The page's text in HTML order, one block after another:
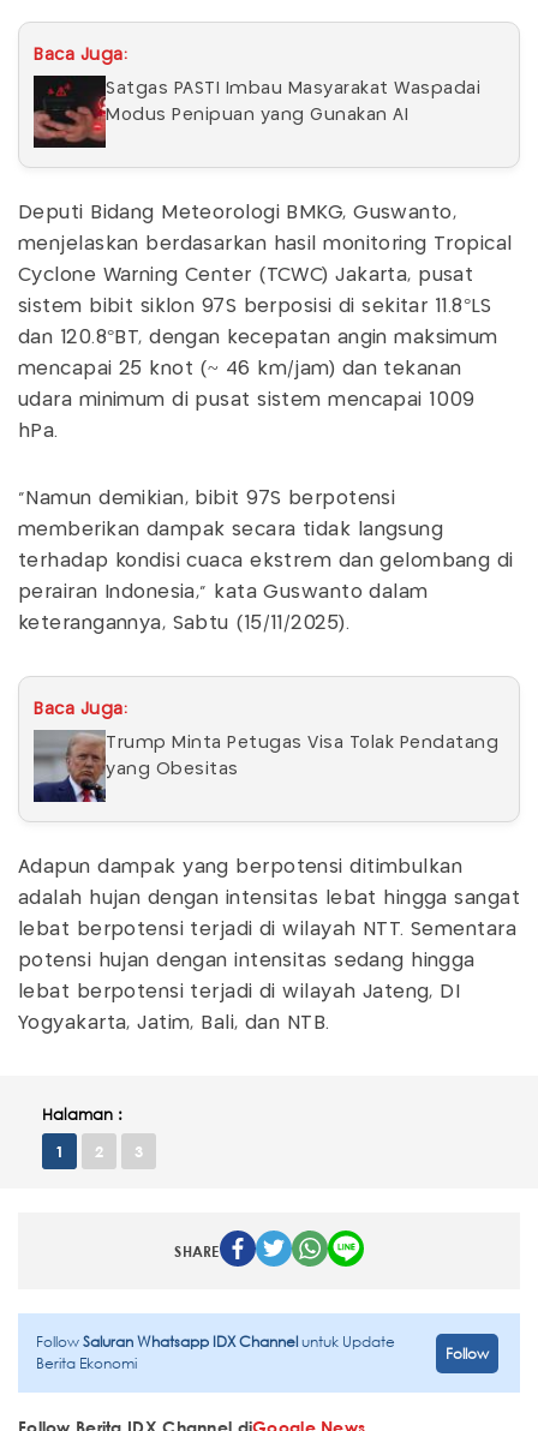
Baca Juga:
Satgas PASTI Imbau Masyarakat Waspadai
Modus Penipuan yang Gunakan AI
Deputi Bidang Meteorologi BMKG, Guswanto,
menjelaskan berdasarkan hasil monitoring Tropical
Cyclone Warning Center (TCWC) Jakarta, pusat
sistem bibit siklon 97S berposisi di sekitar 11.8°LS
dan 120.8°BT, dengan kecepatan angin maksimum
mencapai 25 knot (~ 46 km/jam) dan tekanan
udara minimum di pusat sistem mencapai 1009
hPa.
“Namun demikian, bibit 97S berpotensi
memberikan dampak secara tidak langsung
terhadap kondisi cuaca ekstrem dan gelombang di
perairan Indonesia,” kata Guswanto dalam
keterangannya, Sabtu (15/11/2025).
Baca Juga:
Trump Minta Petugas Visa Tolak Pendatang
yang Obesitas
Adapun dampak yang berpotensi ditimbulkan
adalah hujan dengan intensitas lebat hingga sangat
lebat berpotensi terjadi di wilayah NTT. Sementara
potensi hujan dengan intensitas sedang hingga
lebat berpotensi terjadi di wilayah Jateng, DI
Yogyakarta, Jatim, Bali, dan NTB.
Halaman :
1 2 3
SHARE
FollowSaluran Whatsapp IDX Channeluntuk Update
Berita Ekonomi
Follow